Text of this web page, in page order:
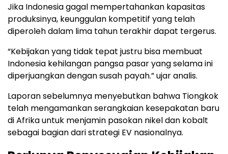
Jika Indonesia gagal mempertahankan kapasitas
produksinya, keunggulan kompetitif yang telah
diperoleh dalam lima tahun terakhir dapat tergerus.
“Kebijakan yang tidak tepat justru bisa membuat
Indonesia kehilangan pangsa pasar yang selama ini
diperjuangkan dengan susah payah.” ujar analis.
Laporan sebelumnya menyebutkan bahwa Tiongkok
telah mengamankan serangkaian kesepakatan baru
di Afrika untuk menjamin pasokan nikel dan kobalt
sebagai bagian dari strategi EV nasionalnya.